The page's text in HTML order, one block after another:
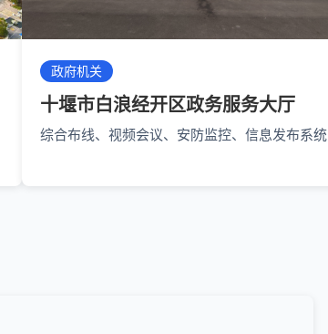
政府机关
十堰市白浪经开区政务服务大厅
综合布线、视频会议、安防监控、信息发布系统